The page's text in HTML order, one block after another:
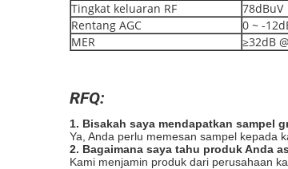
Tingkat keluaran RF
78dBuV
Rentang AGC
0 ~ -
MER
≥32dB
RFQ:
1. Bisakah saya mendapatkan sampel
Ya, Anda perlu memesan sampel kepada
2. Bagaimana saya tahu produk Anda
Kami menjamin produk dari perusahaan